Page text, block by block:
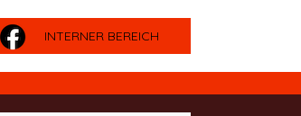
INTERNER BEREICH